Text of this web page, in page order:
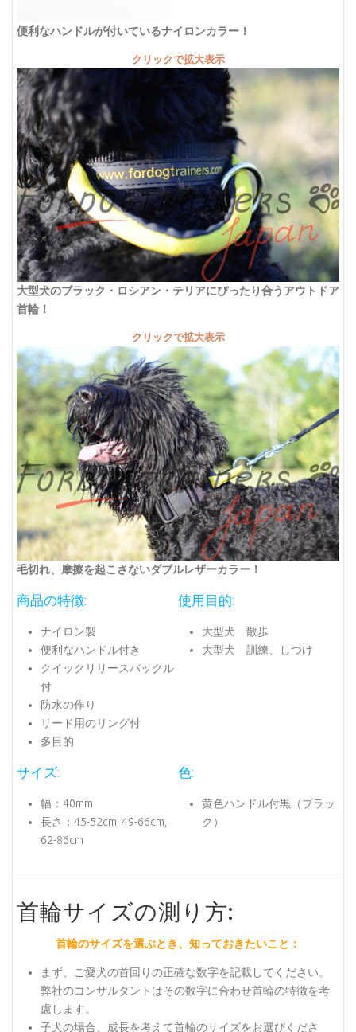
便利なハンドルが付いているナイロンカラー！
クリックで拡大表示
大型犬のブラック・ロシアン・テリアにぴったり合うアウトドア
首輪！
クリックで拡大表示
毛切れ、摩擦を起こさないダブルレザーカラー！
商品の特徴:
ナイロン製
便利なハンドル付き
クイックリリースバックル
付
防水の作り
リード用のリング付
多目的
使用目的:
大型犬 散歩
大型犬 訓練、しつけ
サイズ:
幅：40mm
長さ：45-52cm, 49-66cm,
62-86cm
色:
黄色ハンドル付黒（ブラッ
ク）
首輪サイズの測り方:
首輪のサイズを選ぶとき、知っておきたいこと：
まず、ご愛犬の首回りの正確な数字を記載してください。
弊社のコンサルタントはその数字に合わせ首輪の特徴を考
慮します。
子犬の場合、成長を考えて首輪のサイズをお選びくださ